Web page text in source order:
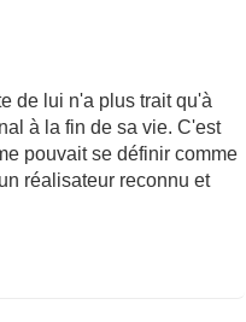
de lui n'a plus trait qu'à
à la fin de sa vie. C'est
pouvait se définir comme
réalisateur reconnu et